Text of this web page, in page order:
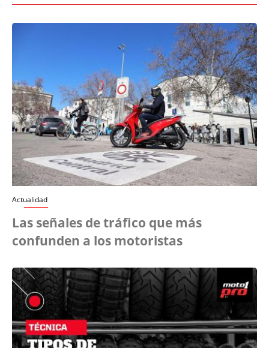
Actualidad
Las señales de tráfico que más
confunden a los motoristas